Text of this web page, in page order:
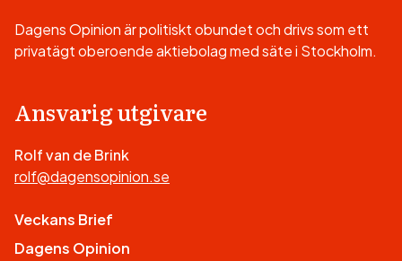
Dagens Opinion är politiskt obundet och drivs som ett
privatägt oberoende aktiebolag med säte i Stockholm.
Ansvarig utgivare
Rolf van de Brink
rolf@dagensopinion.se
Veckans Brief
Dagens Opinion